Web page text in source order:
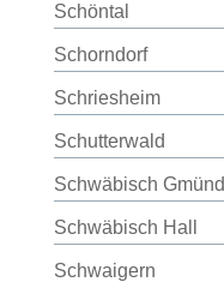
Schöntal
Schorndorf
Schriesheim
Schutterwald
Schwäbisch Gmünd
Schwäbisch Hall
Schwaigern